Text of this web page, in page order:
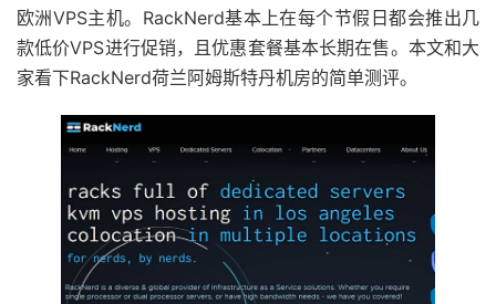
欧洲VPS主机。RackNerd基本上在每个节假日都会推出几
款低价VPS进行促销，且优惠套餐基本长期在售。本文和大
家看下RackNerd荷兰阿姆斯特丹机房的简单测评。